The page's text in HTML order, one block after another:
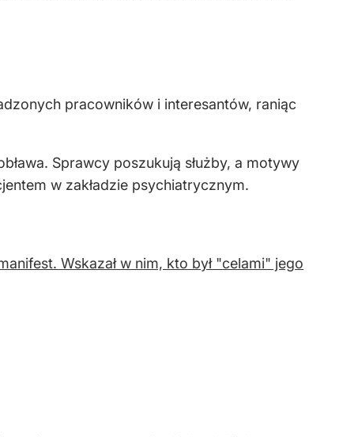
pracowników i interesantów, raniąc
Sprawcy poszukują służby, a motywy
w zakładzie psychiatrycznym.
Wskazał w nim, kto był "celami" jego